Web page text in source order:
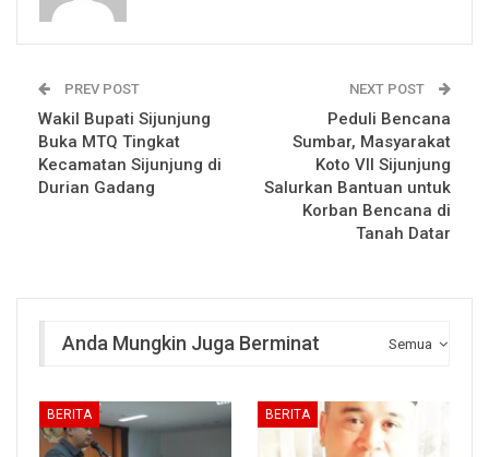
PREV POST
Wakil Bupati Sijunjung
Buka MTQ Tingkat
Kecamatan Sijunjung di
Durian Gadang
NEXT POST
Peduli Bencana
Sumbar, Masyarakat
Koto VII Sijunjung
Salurkan Bantuan untuk
Korban Bencana di
Tanah Datar
Semua
Anda Mungkin Juga Berminat
BERITA BERITA